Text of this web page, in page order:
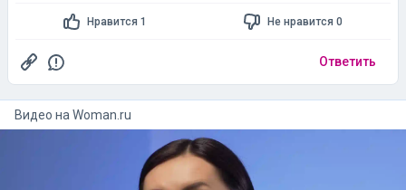
Нравится 1 Не нравится 0
Ответить
Видео на woman.ru